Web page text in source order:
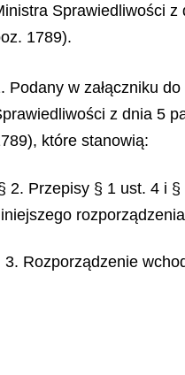
Sprawiedliwości
1789).
Podany w załączniku
z dnia 5
które stanowią:
2. Przepisy § 1 ust. 4 i
3. Rozporządzenie